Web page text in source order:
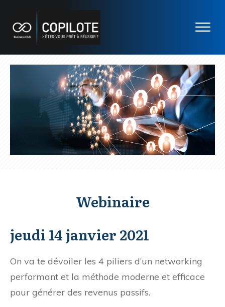
Webinaire
jeudi 14 janvier 2021
On va te dévoiler les 4 piliers d’un networking
performant et la méthode moderne et efficace
pour générer des revenus passifs.